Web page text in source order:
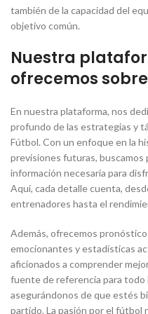
también de la capacidad del
objetivo común.
Nuestra
ofrecemos
En nuestra plataforma, nos
profundo de las estrategias y
Fútbol. Con un enfoque en la
previsiones futuras, buscamos
información necesaria para
Aquí, cada detalle cuenta,
entrenadores hasta el
Además, ofrecemos
emocionantes y estadísticas
aficionados a comprender
fuente de referencia para todo
asegurándonos de que estés
partido. La pasión por el fútbol